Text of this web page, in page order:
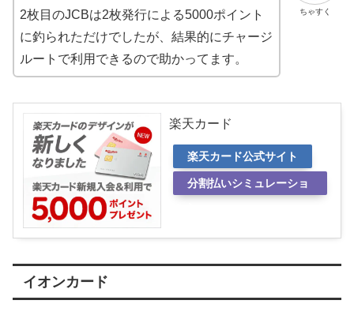
ちゃすく
2枚目のJCBは2枚発行による5000ポイント
に釣られただけでしたが、結果的にチャージ
ルートで利用できるので助かってます。
楽天カード
楽天カード公式サイト
分割払いシミュレーショ
イオンカード